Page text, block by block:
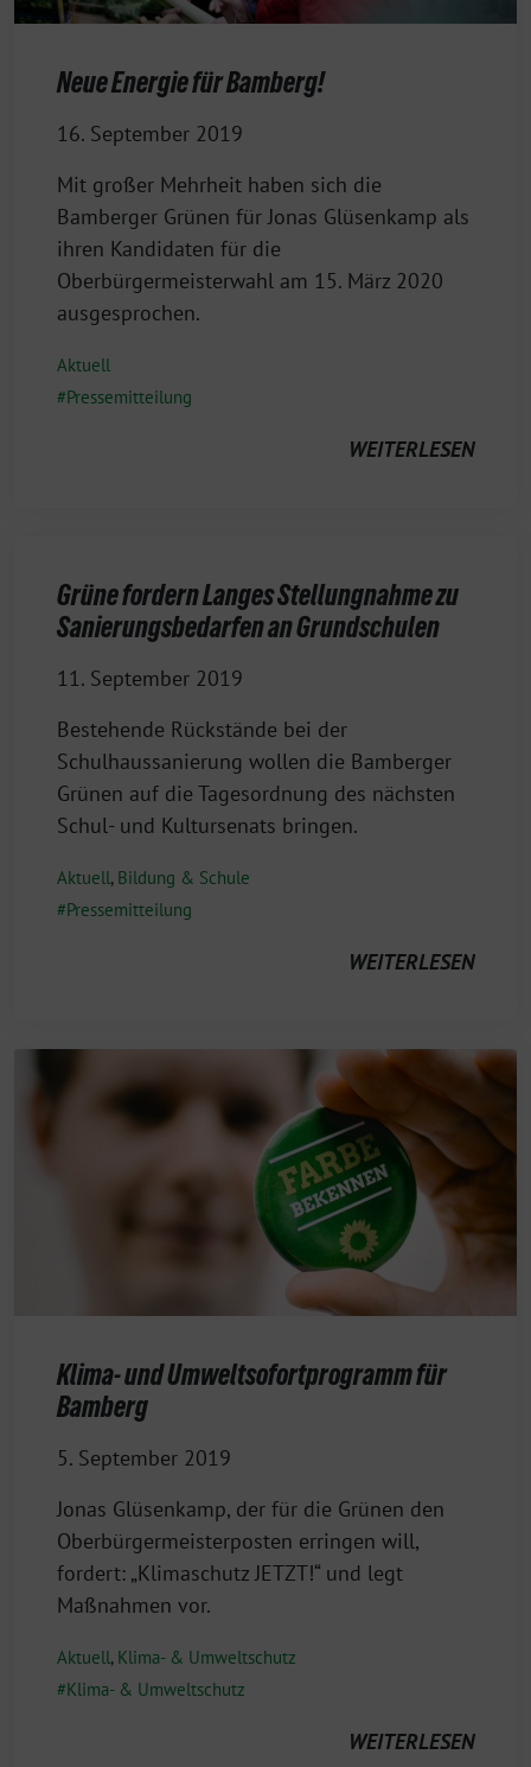
Neue Energie für Bamberg!
16. September 2019
Mit großer Mehrheit haben sich die
Bamberger Grünen für Jonas Glüsenkamp als
ihren Kandidaten für die
Oberbürgermeisterwahl am 15. März 2020
ausgesprochen.
Aktuell
Pressemitteilung
WEITERLESEN
Grüne fordern Langes Stellungnahme zu
Sanierungsbedarfen an Grundschulen
11. September 2019
Bestehende Rückstände bei der
Schulhaussanierung wollen die Bamberger
Grünen auf die Tagesordnung des nächsten
Schul- und Kultursenats bringen.
Aktuell, Bildung & Schule
Pressemitteilung
WEITERLESEN
Klima- und Umweltsofortprogramm für
Bamberg
5. September 2019
Jonas Glüsenkamp, der für die Grünen den
Oberbürgermeisterposten erringen will,
fordert: „Klimaschutz JETZT!“ und legt
Maßnahmen vor.
Aktuell, Klima- & Umweltschutz
Klima- & Umweltschutz
WEITERLESEN